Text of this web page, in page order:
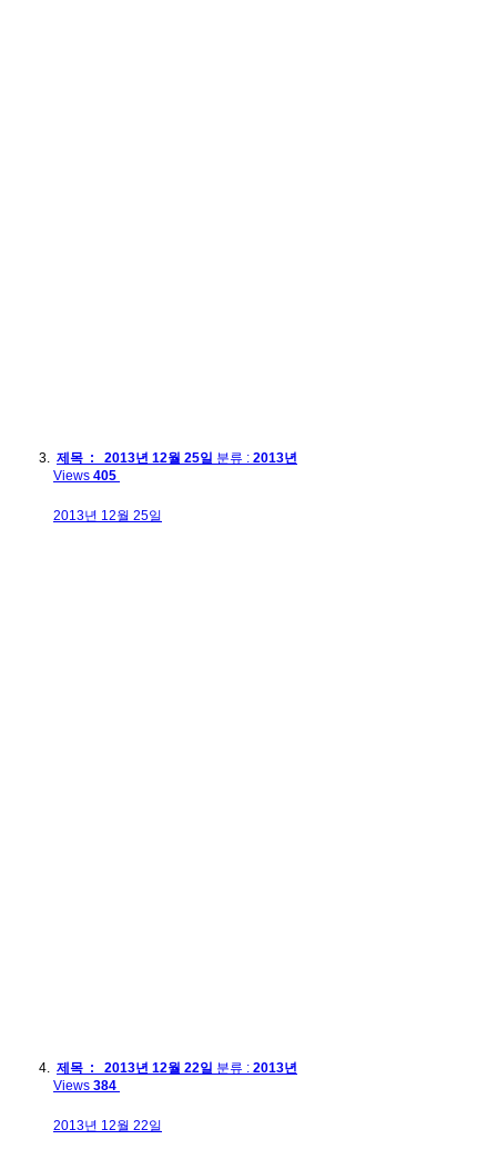
제목 : 2013년 12월 25일 분류 : 2013년
Views 405
2013년 12월 25일
제목 : 2013년 12월 22일 분류 : 2013년
Views 384
2013년 12월 22일